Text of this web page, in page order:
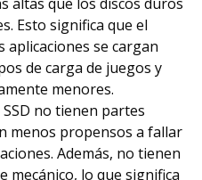
Esto significa que el
aplicaciones se cargan
de carga de juegos y
menores.
no tienen partes
menos propensos a fallar
Además, no tienen
mecánico, lo que significa